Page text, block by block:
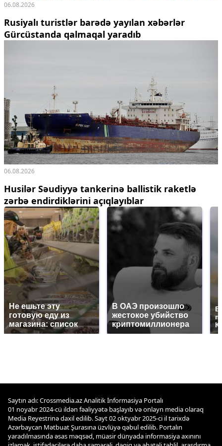
06.08.2026
Rusiyalı turistlər barədə yayılan xəbərlər
Gürcüstanda qalmaqal yaradıb
06.08.2026
Husilər Səudiyyə tankerinə ballistik raketlə
zərbə endirdiklərini açıqlayıblar
Не ешьте эту
готовую еду из
магазина: список
В ОАЭ произошло
жестокое убийство
криптомиллионера
Saytın adı: Crossmedia.az Analitik İnformasiya Portalı
01 noyabr 2024-cü ildən fəaliyyətə başlayıb və onlayn media olaraq
Media Reyestrinə daxil edilib. Sayt 02 oktyabr 2025-ci il tarixdə
Azərbaycan Mətbuat Şurasına üzvlüyə qəbul edilib. Portalın
yaradılmasında əsas məqsəd, müasir dünyada informasiya axınını